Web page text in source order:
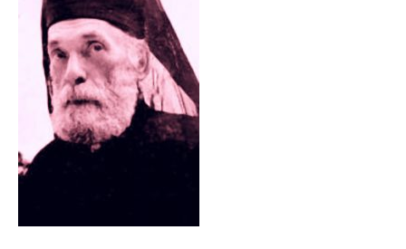
un craniu de
dinozaur Mongoliei
Mulţi soldaţi
canadieni sunt
Minele regelui